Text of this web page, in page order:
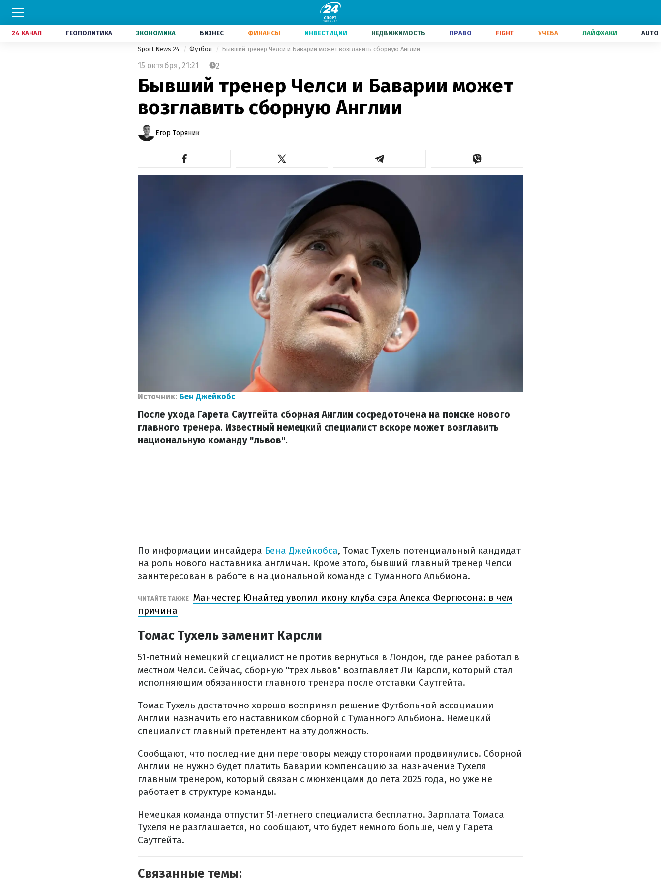
24 КАНАЛ ГЕОПОЛИТИКА ЭКОНОМИКА БИЗНЕС ФИНАНСЫ ИНВЕСТИЦИИ НЕДВИЖИМОСТЬ ПРАВО FIGHT УЧЕБА ЛАЙФХАКИ AUTO
Sport News 24 Футбол Бывший тренер Челси и Баварии может возглавить сборную Англии
15 октября, 21:21 2
Бывший тренер Челси и Баварии может
возглавить сборную Англии
Егор Торяник
Источник: Бен Джейкобс
После ухода Гарета Саутгейта сборная Англии сосредоточена на поиске нового
главного тренера. Известный немецкий специалист вскоре может возглавить
национальную команду "львов".
По информации инсайдера Бена Джейкобса, Томас Тухель потенциальный кандидат
на роль нового наставника англичан. Кроме этого, бывший главный тренер Челси
заинтересован в работе в национальной команде с Туманного Альбиона.
ЧИТАЙТЕ ТАКЖЕ Манчестер Юнайтед уволил икону клуба сэра Алекса Фергюсона: в чем
причина
Томас Тухель заменит Карсли
51-летний немецкий специалист не против вернуться в Лондон, где ранее работал в
местном Челси. Сейчас, сборную "трех львов" возглавляет Ли Карсли, который стал
исполняющим обязанности главного тренера после отставки Саутгейта.
Томас Тухель достаточно хорошо воспринял решение Футбольной ассоциации
Англии назначить его наставником сборной с Туманного Альбиона. Немецкий
специалист главный претендент на эту должность.
Сообщают, что последние дни переговоры между сторонами продвинулись. Сборной
Англии не нужно будет платить Баварии компенсацию за назначение Тухеля
главным тренером, который связан с мюнхенцами до лета 2025 года, но уже не
работает в структуре команды.
Немецкая команда отпустит 51-летнего специалиста бесплатно. Зарплата Томаса
Тухеля не разглашается, но сообщают, что будет немного больше, чем у Гарета
Саутгейта.
Связанные темы: